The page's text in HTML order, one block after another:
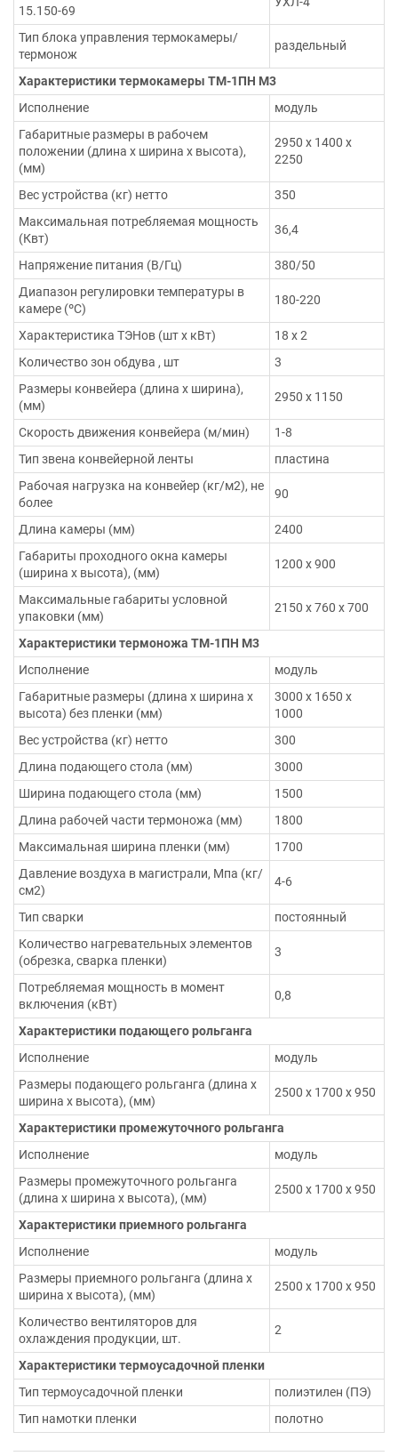
15.150-69
Тип блока управления термокамеры/
термонож
раздельный
Характеристики термокамеры ТМ-1ПН М3
Исполнение
модуль
Габаритные размеры в рабочем
положении (длина х ширина х высота),
(мм)
2950 х 1400 х
2250
Вес устройства (кг) нетто
350
Максимальная потребляемая мощность
(Квт)
36,4
Напряжение питания (В/Гц)
380/50
Диапазон регулировки температуры в
камере (ºС)
180-220
Характеристика ТЭНов (шт х кВт)
18 х 2
Количество зон обдува , шт
3
Размеры конвейера (длина х ширина),
(мм)
2950 х 1150
Скорость движения конвейера (м/мин)
1-8
Тип звена конвейерной ленты
пластина
Рабочая нагрузка на конвейер (кг/м2), не
более
90
Длина камеры (мм)
2400
Габариты проходного окна камеры
(ширина х высота), (мм)
1200 х 900
Максимальные габариты условной
упаковки (мм)
2150 х 760 х 700
Характеристики термоножа ТМ-1ПН М3
Исполнение
модуль
Габаритные размеры (длина х ширина х
высота) без пленки (мм)
3000 х 1650 х
1000
Вес устройства (кг) нетто
300
Длина подающего стола (мм)
3000
Ширина подающего стола (мм)
1500
Длина рабочей части термоножа (мм)
1800
Максимальная ширина пленки (мм)
1700
Давление воздуха в магистрали, Мпа (кг/
см2)
4-6
Тип сварки
постоянный
Количество нагревательных элементов
(обрезка, сварка пленки)
3
Потребляемая мощность в момент
включения (кВт)
0,8
Характеристики подающего рольганга
Исполнение
модуль
Размеры подающего рольганга (длина х
ширина х высота), (мм)
2500 х 1700 х 950
Характеристики промежуточного рольганга
Исполнение
модуль
Размеры промежуточного рольганга
(длина х ширина х высота), (мм)
2500 х 1700 х 950
Характеристики приемного рольганга
Исполнение
модуль
Размеры приемного рольганга (длина х
ширина х высота), (мм)
2500 х 1700 х 950
Количество вентиляторов для
охлаждения продукции, шт.
2
Характеристики термоусадочной пленки
Тип термоусадочной пленки
полиэтилен (ПЭ)
Тип намотки пленки
полотно